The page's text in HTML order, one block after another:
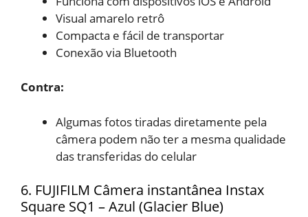
Visual amarelo retrô
Compacta e fácil de transportar
Conexão via Bluetooth
Contra:
Algumas fotos tiradas diretamente pela
câmera podem não ter a mesma qualidade
dastransferidas do celular
6. FUJIFILM Câmera instantânea Instax
Square SQ1 – Azul (Glacier Blue)